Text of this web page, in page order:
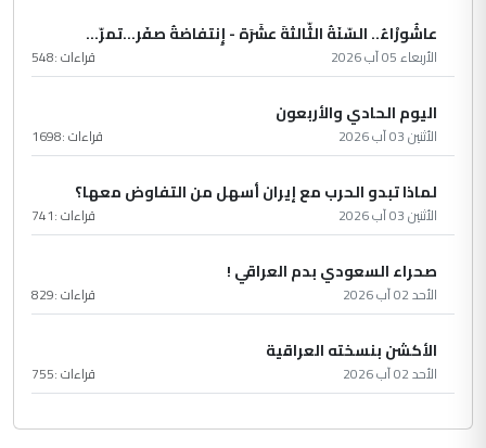
عاشُورْاءُ.. السّنَةُ الثّالثةَ عشَرَة - إِنتفاضةُ صفَر…تمرّ...
الأربعاء 05 آب 2026 قراءات :548
اليوم الحادي والأربعون
الأثنين 03 آب 2026 قراءات :1698
لماذا تبدو الحرب مع إيران أسهل من التفاوض معها؟
الأثنين 03 آب 2026 قراءات :741
صحراء السعودي بدم العراقي !
الأحد 02 آب 2026 قراءات :829
الأكشن بنسخته العراقية
الأحد 02 آب 2026 قراءات :755